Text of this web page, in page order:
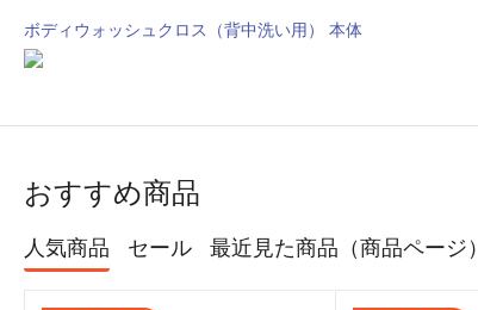
ボディウォッシュクロス（背中洗い用） 本体
おすすめ商品
人気商品 セール 最近見た商品（商品ページ）